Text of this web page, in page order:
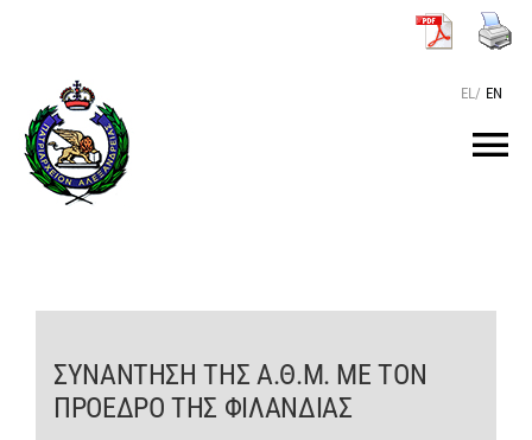
περιεχόμενο
EL/ EN
O ΠΑΤΡΙΑΡΧΗΣ
ΤΟ ΠΑΤΡΙΑΡΧΕΙΟ
ΣΥΝΑΝΤΗΣΗ ΤΗΣ Α.Θ.Μ. ΜΕ ΤΟΝ
ΠΡΟΕΔΡΟ ΤΗΣ ΦΙΛΑΝΔΙΑΣ